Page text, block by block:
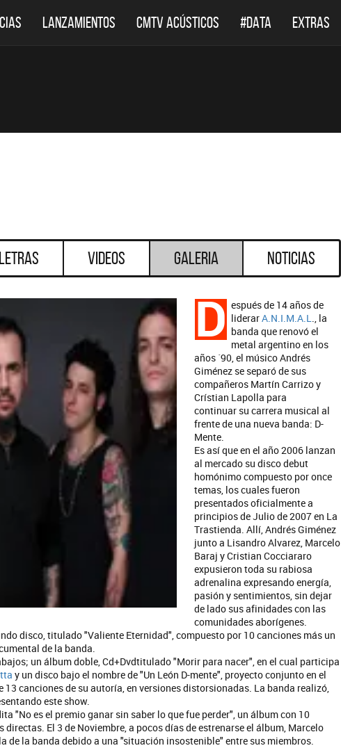
LANZAMIENTOS CMTV ACÚSTICOS #DATA EXTRAS
Videos Galeria Noticias
D espués de 14 años de
liderarA.N.I.M.A.L., la
banda que renovó el
metal argentino en los
años ´90, el músico Andrés
Giménez se separó de sus
compañeros Martín Carrizo y
Crístian Lapolla para
continuar su carrera musical al
frente de una nueva banda: D-
Mente.
Es así que en el año 2006 lanzan
al mercado su disco debut
homónimo compuesto por once
temas, los cuales fueron
presentados oficialmente a
principios de Julio de 2007 en La
Trastienda. Allí, Andrés Giménez
junto a Lisandro Alvarez, Marcelo
Baraj y Cristian Cocciararo
expusieron toda su rabiosa
adrenalina expresando energía,
pasión y sentimientos, sin dejar
de lado sus afinidades con las
comunidades aborígenes.
disco, titulado "Valiente Eternidad", compuesto por 10 canciones más un
de la banda.
un álbum doble, Cd+Dvdtitulado "Morir para nacer", en el cual participa
y un disco bajo el nombre de "Un León D-mente", proyecto conjunto en el
13 canciones de su autoría, en versiones distorsionadas. La banda realizó,
este show.
"No es el premio ganar sin saber lo que fue perder", un álbum con 10
El 3 de Noviembre, a pocos días de estrenarse el álbum, Marcelo
de la banda debido a una "situación insostenible" entre sus miembros.